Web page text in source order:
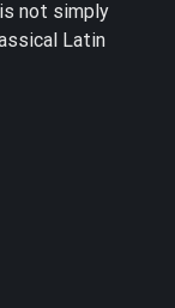
not simply
Latin